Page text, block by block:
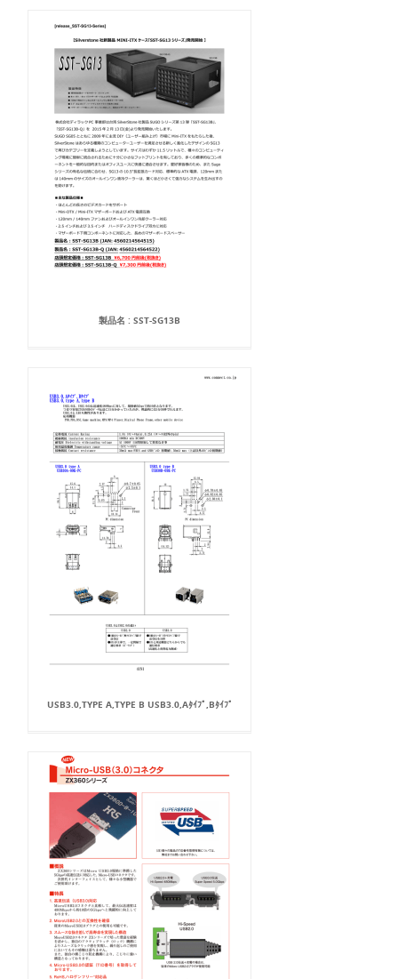
製品名 : SST-SG13B
USB3.0,TYPE A,TYPE B USB3.0,Aﾀｲﾌﾟ,Bﾀｲﾌﾟ